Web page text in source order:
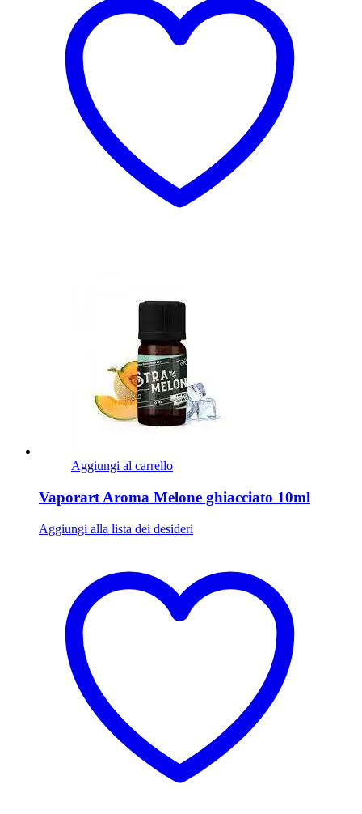
Aggiungi al carrello
Vaporart Aroma Melone ghiacciato 10ml
Aggiungi alla lista dei desideri